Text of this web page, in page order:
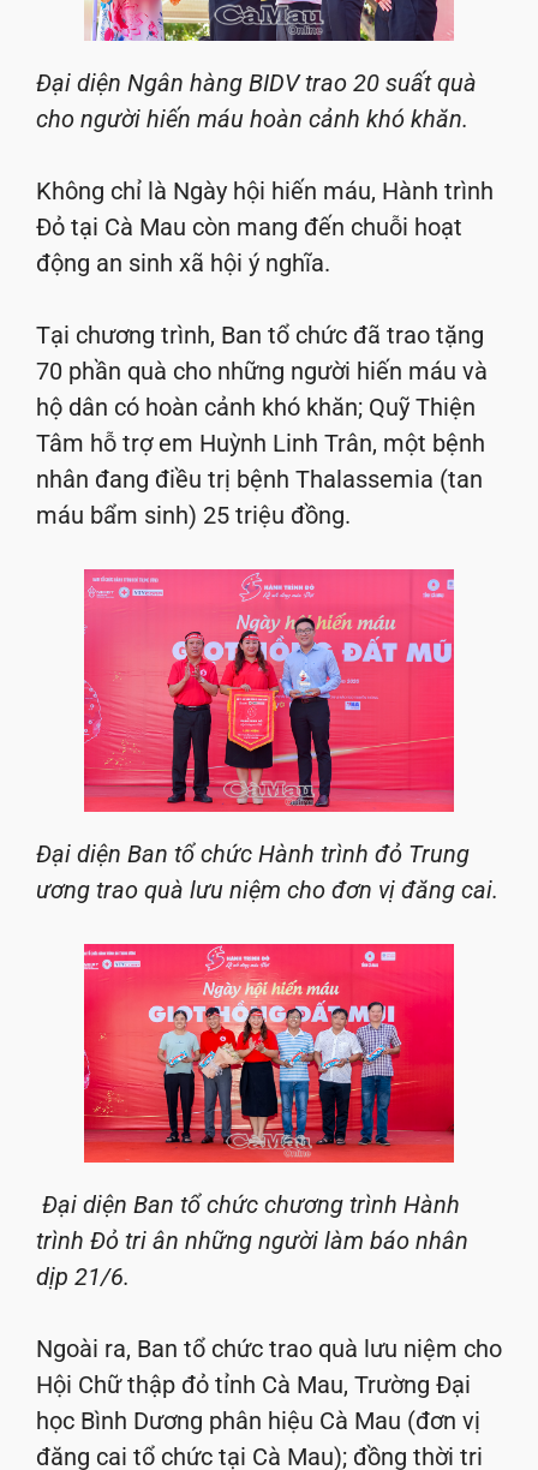
Đại diện Ngân hàng BIDV trao 20 suất quà
cho người hiến máu hoàn cảnh khó khăn.
Không chỉ là Ngày hội hiến máu, Hành trình
Đỏ tại Cà Mau còn mang đến chuỗi hoạt
động an sinh xã hội ý nghĩa.
Tại chương trình, Ban tổ chức đã trao tặng
70 phần quà cho những người hiến máu và
hộ dân có hoàn cảnh khó khăn; Quỹ Thiện
Tâm hỗ trợ em Huỳnh Linh Trân, một bệnh
nhân đang điều trị bệnh Thalassemia (tan
máu bẩm sinh) 25 triệu đồng.
Đại diện Ban tổ chức Hành trình đỏ Trung
ương trao quà lưu niệm cho đơn vị đăng cai.
Đại diện Ban tổ chức chương trình Hành
trình Đỏ tri ân những người làm báo nhân
dịp 21/6.
Ngoài ra, Ban tổ chức trao quà lưu niệm cho
Hội Chữ thập đỏ tỉnh Cà Mau, Trường Đại
học Bình Dương phân hiệu Cà Mau (đơn vị
đăng cai tổ chức tại Cà Mau); đồng thời tri